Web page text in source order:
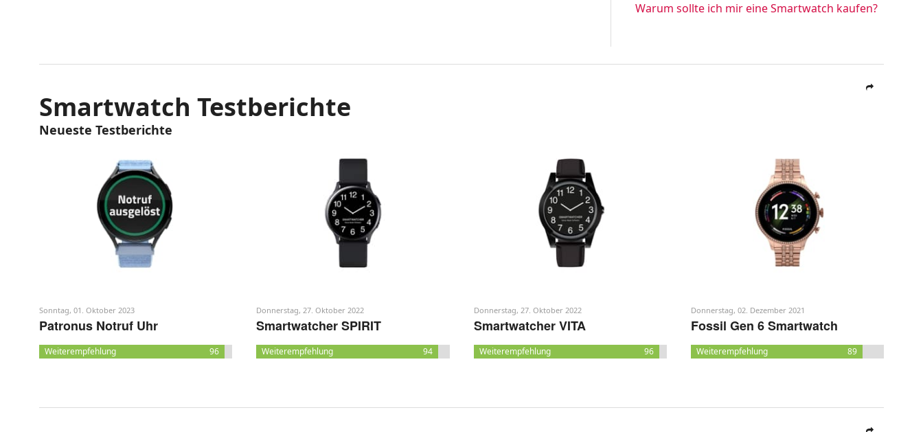
Warum sollte ich mir eine Smartwatch kaufen?
Smartwatch Testberichte
Neueste Testberichte
Sonntag, 01. Oktober 2023
Patronus Notruf Uhr
Weiterempfehlung 96
Donnerstag, 27. Oktober 2022
Smartwatcher SPIRIT
Weiterempfehlung 94
Donnerstag, 27. Oktober 2022
Smartwatcher VITA
Weiterempfehlung 96
Donnerstag, 02. Dezember 2021
Fossil Gen 6 Smartwatch
Weiterempfehlung 89